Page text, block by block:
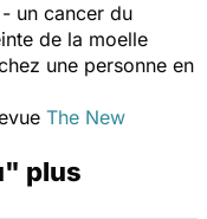
- un cancer du
de la moelle
une personne en
The New
plus